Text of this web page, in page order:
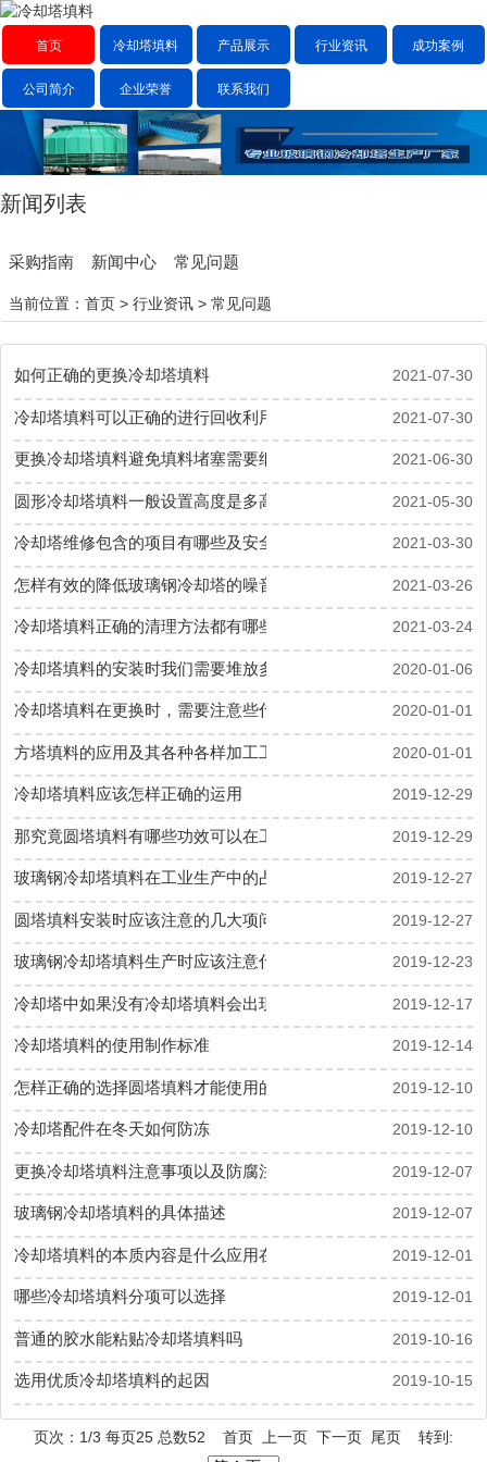
首页 冷却塔填料 产品展示 行业资讯 成功案例
公司简介 企业荣誉 联系我们
新闻列表
采购指南 新闻中心 常见问题
当前位置： 首页 > 行业资讯 > 常见问题
如何正确的更换冷却塔填料 2021-07-30
冷却塔填料可以正确的进行回收利用吗 2021-07-30
更换冷却塔填料避免填料堵塞需要细心 2021-06-30
圆形冷却塔填料一般设置高度是多高是正确 2021-05-30
冷却塔维修包含的项目有哪些及安全措施 2021-03-30
怎样有效的降低玻璃钢冷却塔的噪音值 2021-03-26
冷却塔填料正确的清理方法都有哪些 2021-03-24
冷却塔填料的安装时我们需要堆放多高 2020-01-06
冷却塔填料在更换时，需要注意些什么 2020-01-01
方塔填料的应用及其各种各样加工工艺 2020-01-01
冷却塔填料应该怎样正确的运用 2019-12-29
那究竟圆塔填料有哪些功效可以在工业中这么厉害 2019-12-29
玻璃钢冷却塔填料在工业生产中的占比占了很大的部分2019-12-27
圆塔填料安装时应该注意的几大项问题 2019-12-27
玻璃钢冷却塔填料生产时应该注意什么才能销售 2019-12-23
冷却塔中如果没有冷却塔填料会出现什么问题 2019-12-17
冷却塔填料的使用制作标准 2019-12-14
怎样正确的选择圆塔填料才能使用的更久 2019-12-10
冷却塔配件在冬天如何防冻 2019-12-10
更换冷却塔填料注意事项以及防腐注意 2019-12-07
玻璃钢冷却塔填料的具体描述 2019-12-07
冷却塔填料的本质内容是什么应用在哪里 2019-12-01
哪些冷却塔填料分项可以选择 2019-12-01
普通的胶水能粘贴冷却塔填料吗 2019-10-16
选用优质冷却塔填料的起因 2019-10-15
页次：1/3 每页25 总数52 首页 上一页 下一页 尾页 转到: